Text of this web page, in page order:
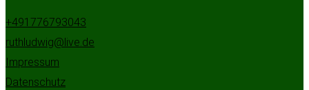
+491776793043
ruthludwig@live.de
Impressum
Datenschutz